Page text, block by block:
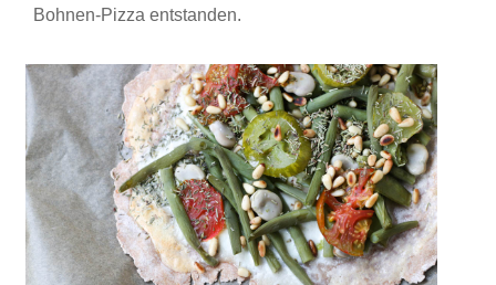
Bohnen-Pizza entstanden.